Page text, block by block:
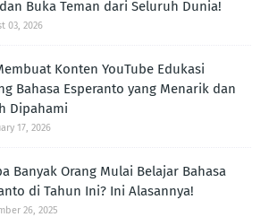
Buka Teman dari Seluruh Dunia!
03, 2026
Konten YouTube Edukasi
Bahasa Esperanto yang Menarik dan
Dipahami
17, 2026
Banyak Orang Mulai Belajar Bahasa
di Tahun Ini? Ini Alasannya!
26, 2025